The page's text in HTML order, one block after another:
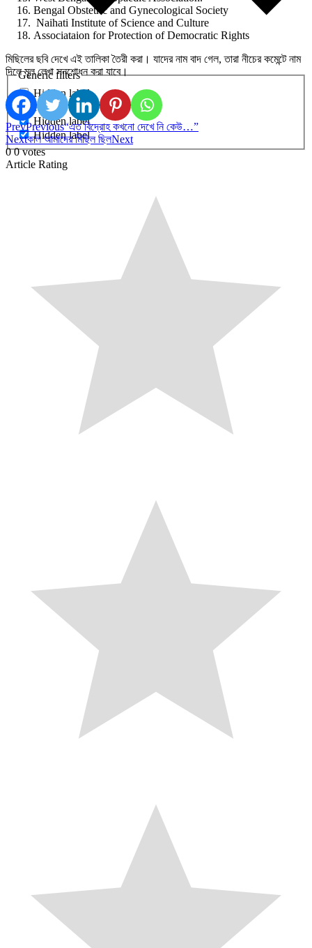
Generic filters
Hidden label
Hidden label
Hidden label
Hidden label
Bengal Obstetric and Gynecological Society
Naihati Institute of Science and Culture
Associataion for Protection of Democratic Rights
মিছিলের ছবি দেখে এই তালিকা তৈরী করা। যাদের নাম বাদ গেল, তারা নীচের কমেন্টে নাম
দিলে মূল লেখা সনশোধন করা যাবে।
PrevPrevious“এত বিদ্রোহ কখনো দেখে নি কেউ…”
Nextকাল আমাদের মিছিল ছিলNext
0 0 votes
Article Rating